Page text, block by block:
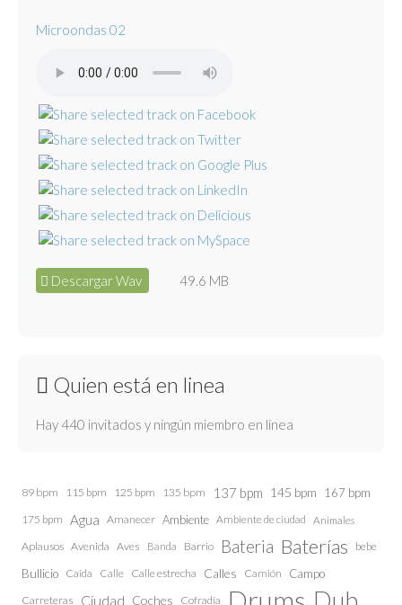
Microondas 02
Descargar Wav 49.6 MB
Quien está en linea
Hay 440 invitados y ningún miembro en línea
89 bpm 115 bpm 125 bpm 135 bpm 137 bpm 145 bpm 167 bpm
175 bpm Agua Amanecer Ambiente Ambiente de ciudad Animales
Aplausos Avenida Aves Banda Barrio Bateria Baterías bebe
Bullicio Caida Calle Calle estrecha Calles Camión Campo
Carreteras Ciudad Coches Cofradía